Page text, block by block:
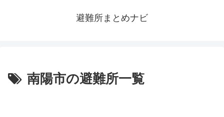
避難所まとめナビ
南陽市の避難所一覧